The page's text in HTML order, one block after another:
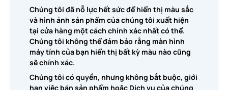
Chúng tôi đã nỗ lực hết sức để hiển thị màu sắc
và hình ảnh sản phẩm của chúng tôi xuất hiện
tại cửa hàng một cách chính xác nhất có thể.
Chúng tôi không thể đảm bảo rằng màn hình
máy tính của bạn hiển thị bất kỳ màu nào cũng
sẽ chính xác.
Chúng tôi có quyền, nhưng không bắt buộc, giới
hạn việc bán sản phẩm hoặc Dịch vụ của chúng